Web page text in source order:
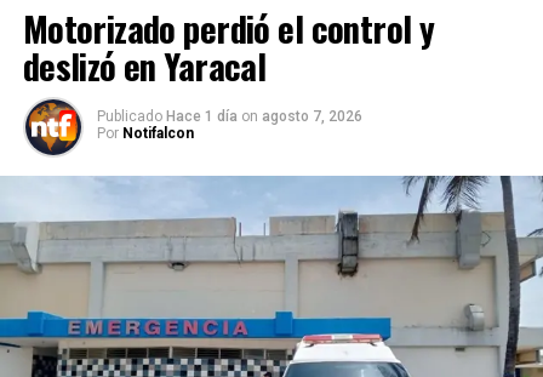
Motorizado perdió el control y
deslizó en Yaracal
Publicado Hace 1 día on agosto 7, 2026
Por Notifalcon